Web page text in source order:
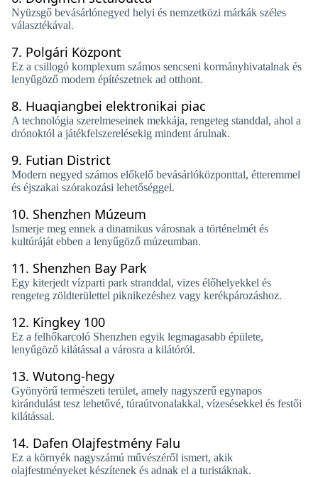
Nyüzsgő bevásárlónegyed helyi és nemzetközi márkák széles
választékával.
7. Polgári Központ
Ez a csillogó komplexum számos sencseni kormányhivatalnak és
lenyűgöző modern építészetnek ad otthont.
8. Huaqiangbei elektronikai piac
A technológia szerelmeseinek mekkája, rengeteg standdal, ahol a
drónoktól a játékfelszerelésekig mindent árulnak.
9. Futian District
Modern negyed számos előkelő bevásárlóközponttal, étteremmel
és éjszakai szórakozási lehetőséggel.
10. Shenzhen Múzeum
Ismerje meg ennek a dinamikus városnak a történelmét és
kultúráját ebben a lenyűgöző múzeumban.
11. Shenzhen Bay Park
Egy kiterjedt vízparti park stranddal, vizes élőhelyekkel és
rengeteg zöldterülettel piknikezéshez vagy kerékpározáshoz.
12. Kingkey 100
Ez a felhőkarcoló Shenzhen egyik legmagasabb épülete,
lenyűgöző kilátással a városra a kilátóról.
13. Wutong-hegy
Gyönyörű természeti terület, amely nagyszerű egynapos
kirándulást tesz lehetővé, túraútvonalakkal, vízesésekkel és festői
kilátással.
14. Dafen Olajfestmény Falu
Ez a környék nagyszámú művészéről ismert, akik
olajfestményeket készítenek és adnak el a turistáknak.